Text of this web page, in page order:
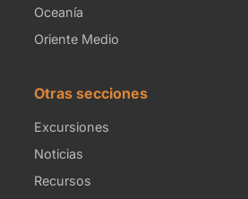
Oceanía
Oriente Medio
Otras secciones
Excursiones
Noticias
Recursos